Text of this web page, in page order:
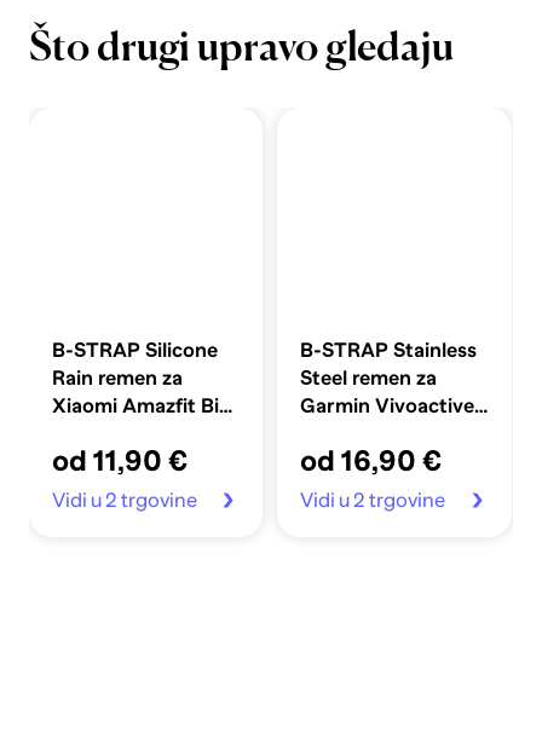
Što drugi upravo gledaju
B-STRAP Silicone
Rain remen za
Xiaomi Amazfit Bip,
od 11,90 €
Vidi u 2 trgovine
B-STRAP Stainless
Steel remen za
Garmin Vivoactive
od 16,90 €
Vidi u 2 trgovine